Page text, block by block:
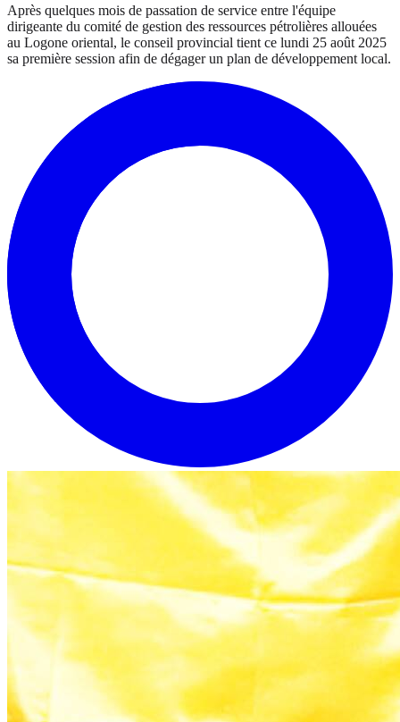
Après quelques mois de passation de service entre l'équipe
dirigeante du comité de gestion des ressources pétrolières allouées
au Logone oriental, le conseil provincial tient ce lundi 25 août 2025
sa première session afin de dégager un plan de développement local.